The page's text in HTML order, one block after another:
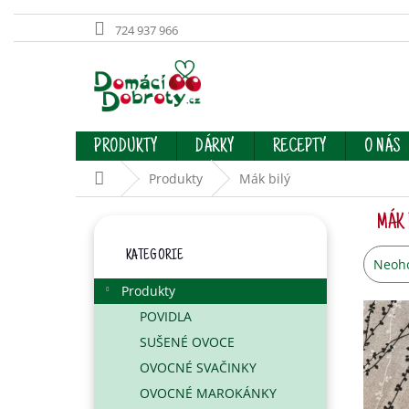
724 937 966
PRODUKTY DÁRKY RECEPTY O NÁS
Domů Produkty Mák bilý
kategorie
KATEGORIE
Produkty
POVIDLA
SUŠENÉ OVOCE
OVOCNÉ SVAČINKY
OVOCNÉ MAROKÁNKY
je
0,0
z
5